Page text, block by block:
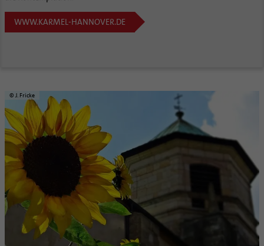
WWW.KARMEL-HANNOVER.DE
© J. Fricke